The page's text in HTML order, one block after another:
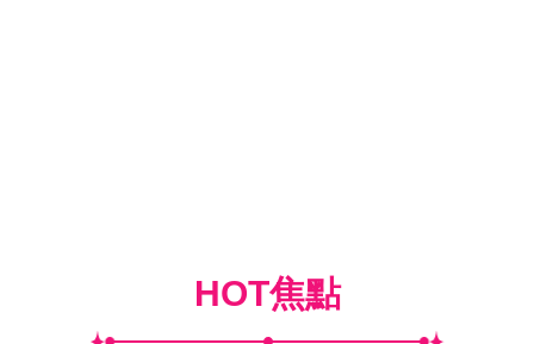
HOT焦點